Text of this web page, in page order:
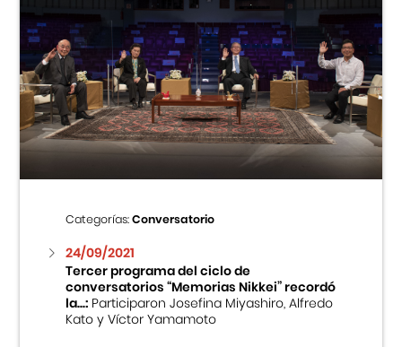
Categorías:Conversatorio
24/09/2021
Tercer programa del ciclo de
conversatorios “Memorias Nikkei” recordó
la...:Participaron Josefina Miyashiro, Alfredo
Kato y Víctor Yamamoto